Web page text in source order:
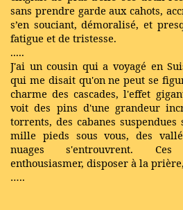
sans prendre garde aux cahots,
s’en souciant, démoralisé, et
fatigue et de tristesse.
.....
J'ai un cousin qui a voyagé en
qui me disait qu'on ne peut se
charme des cascades, l'effet
voit des pins d'une grandeur
torrents, des cabanes
mille pieds sous vous, des
nuages s'entrouvrent. Ces
enthousiasmer, disposer à la
…..